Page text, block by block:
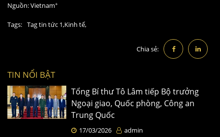
Nguồn:Vietnam+
Tags: Tag tin tức 1,Kinh tế,
Chia sẻ:
TIN NỔI BẬT
Tổng Bí thư Tô Lâm tiếp Bộ trưởng
Ngoại giao, Quốc phòng, Công an
Trung Quốc
17/03/2026 admin